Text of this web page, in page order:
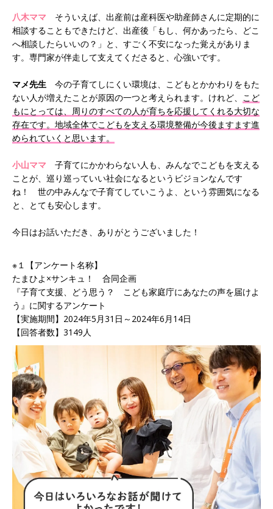
八木ママ そういえば、出産前は産科医や助産師さんに定期的に
相談することもできたけど、出産後「もし、何かあったら、どこ
へ相談したらいいの？」と、すごく不安になった覚えがありま
す。専門家が伴走して支えてくださると、心強いです。
マメ先生 今の子育てしにくい環境は、こどもとかかわりをもた
ない人が増えたことが原因の一つと考えられます。けれど、
こど
もにとっては、周りのすべての人が育ちを応援してくれる大切な
存在です。地域全体でこどもを支える環境整備が今後ますます進
められていくと思います。
小山ママ 子育てにかかわらない人も、みんなでこどもを支える
ことが、巡り巡っていい社会になるというビジョンなんです
ね！ 世の中みんなで子育てしていこうよ、という雰囲気になる
と、とても安心します。
今日はお話いただき、ありがとうございました！
※１【アンケート名称】
たまひよ×サンキュ！ 合同企画
『子育て支援、どう思う？ こども家庭庁にあなたの声を届けよ
う』に関するアンケート
【実施期間】2024年5月31日～2024年6月14日
【回答者数】3149人